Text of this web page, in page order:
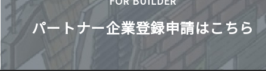
パートナー企業登録申請はこちら